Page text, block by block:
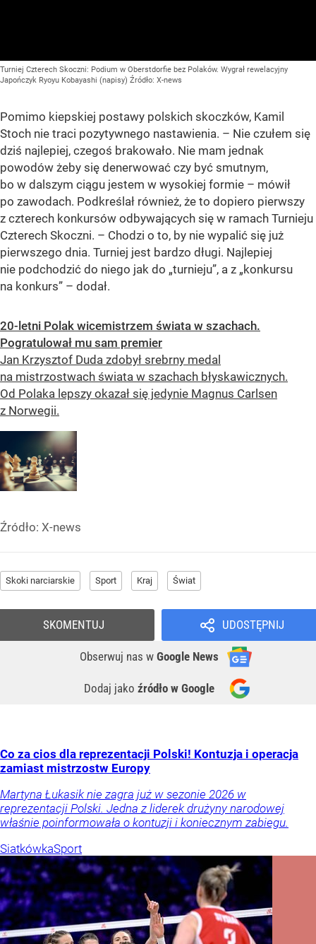
Turniej Czterech Skoczni: Podium w Oberstdorfie bez Polaków. Wygrał rewelacyjny
Japończyk Ryoyu Kobayashi (napisy) Źródło: X-news
Pomimo kiepskiej postawy polskich skoczków, Kamil
Stoch nie traci pozytywnego nastawienia. – Nie czułem się
dziś najlepiej, czegoś brakowało. Nie mam jednak
powodów żeby się denerwować czy być smutnym,
bo w dalszym ciągu jestem w wysokiej formie – mówił
po zawodach. Podkreślał również, że to dopiero pierwszy
z czterech konkursów odbywających się w ramach Turnieju
Czterech Skoczni. – Chodzi o to, by nie wypalić się już
pierwszego dnia. Turniej jest bardzo długi. Najlepiej
nie podchodzić do niego jak do „turnieju”, a z „konkursu
na konkurs” – dodał.
20-letni Polak wicemistrzem świata w szachach.
Pogratulował mu sam premier
Jan Krzysztof Duda zdobył srebrny medal
na mistrzostwach świata w szachach błyskawicznych.
Od Polaka lepszy okazał się jedynie Magnus Carlsen
z Norwegii.
Źródło: X-news
Skoki narciarskie Sport Kraj Świat
UDOSTĘPNIJ
Obserwuj nas w Google News
Dodaj jako źródło w Google
SKOMENTUJ
Co za cios dla reprezentacji Polski! Kontuzja i operacja
zamiast mistrzostw Europy
Martyna Łukasik nie zagra już w sezonie 2026 w
reprezentacji Polski. Jedna z liderek drużyny narodowej
właśnie poinformowała o kontuzji i koniecznym zabiegu.
SiatkówkaSport